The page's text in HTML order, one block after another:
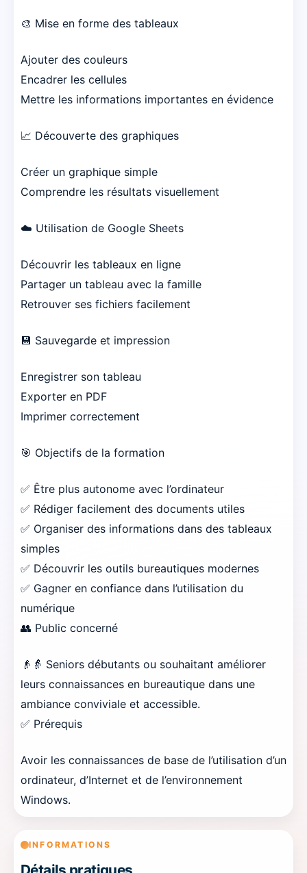
🎨 Mise en forme des tableaux
Ajouter des couleurs
Encadrer les cellules
Mettre les informations importantes en évidence
📈 Découverte des graphiques
Créer un graphique simple
Comprendre les résultats visuellement
☁️ Utilisation de Google Sheets
Découvrir les tableaux en ligne
Partager un tableau avec la famille
Retrouver ses fichiers facilement
💾 Sauvegarde et impression
Enregistrer son tableau
Exporter en PDF
Imprimer correctement
🎯 Objectifs de la formation
✅ Être plus autonome avec l’ordinateur
✅ Rédiger facilement des documents utiles
✅ Organiser des informations dans des tableaux
simples
✅ Découvrir les outils bureautiques modernes
✅ Gagner en confiance dans l’utilisation du
numérique
👥 Public concerné
👴👵 Seniors débutants ou souhaitant améliorer
leurs connaissances en bureautique dans une
ambiance conviviale et accessible.
✅ Prérequis
Avoir les connaissances de base de l’utilisation d’un
ordinateur, d’Internet et de l’environnement
Windows.
INFORMATIONS